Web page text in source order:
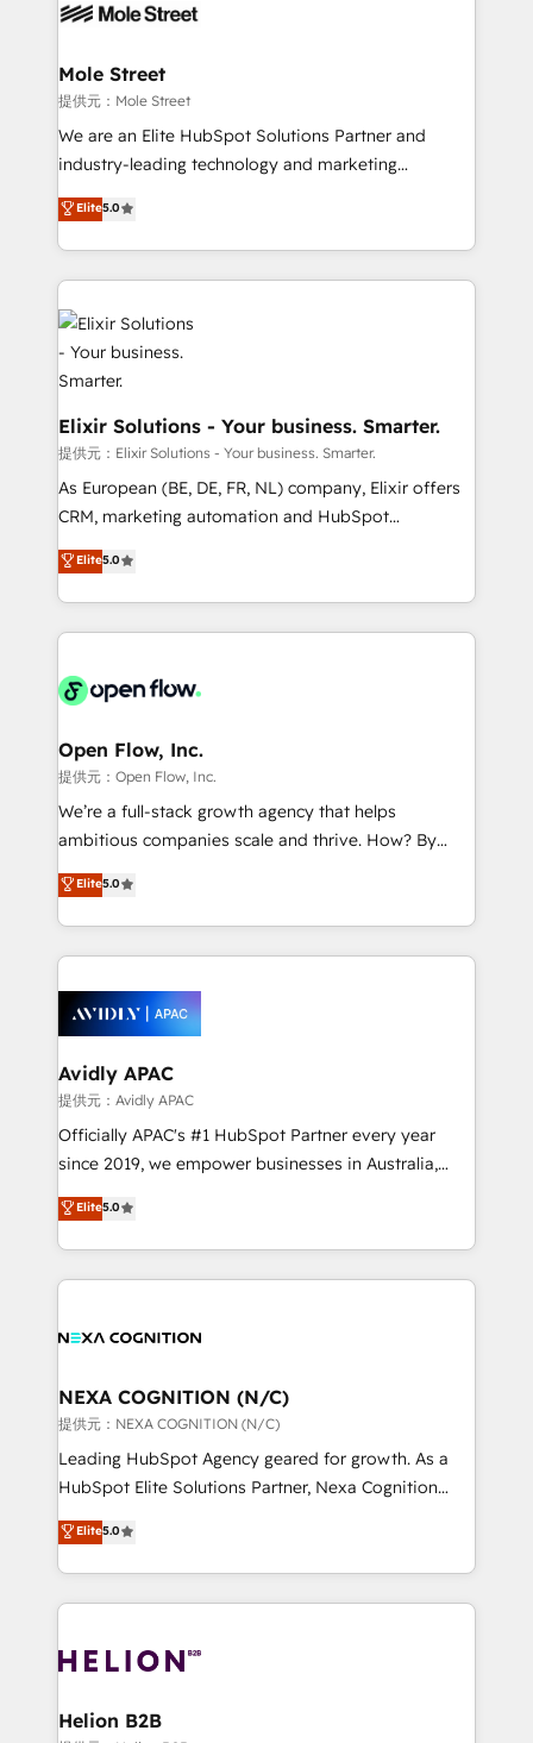
workflows; automation agents; process optimization
Healthcare: HIPAA implementations; secure data
workflows 💼 Financial Services: compliant
workflows; audit-ready reporting ⚖️ Legal: client
intake; pipeline and document workflows 🛒 E-
revenue automation 🏢 Real Estate: deal pipelines;
portfolio and lifecycle management 🏭
HIPAA-aware; CASL-compliant; GDPR-ready
implementations where required 💡 Why 500+
Clients Choose Us: Elite Partner; technical, fast, and
Mole Street
提供元：Mole Street
We are an Elite HubSpot Solutions Partner and
industry-leading technology and marketing
consultancy. Our focus is on enterprise and mid-
market B2B companies globally that want a strategic
approach to execute their goals through creative
applications of our solutions; Technical HubSpot
Consulting, Content Marketing, Growth-Driven
Design, Migrations + Integrations. Mole Street’s
mission is empowering others to realize their
greatness, which is achieved through creating
absolute clarity, derived from a well-defined
strategy, executed well, and reported on with clear
results. The culture is driven by core values; Joy, Grit,
Accountability, Curiosity, Authenticity, Growth
collective good of the company and its clientele, and
dedicated to breaking the mold from the agency of
Elite5.0
Elixir Solutions - Your business. Smarter.
提供元：Elixir Solutions - Your business. Smarter.
As European (BE, DE, FR, NL) company, Elixir offers
CRM, marketing automation and HubSpot
integration products and services to mid-market
and enterprise customers. We ensure that your sales,
service and marketing department operates in the
most effective way, while at the same time
integrated buyers journey. Elixir is located in
and Amsterdam. Elixir is a first mover and leader
when it comes to HubSpot sales and service
implementations, highly renowned for our business
acumen, process (re-)design experience and a
integrate HubSpot with complex solutions like SAP,
MicroSoft, custom solutions,... Our company also has
Retail execution, CPQ, customer portals and
HubSpot CMS developments. And we're champions
Elite5.0
Open Flow, Inc.
提供元：Open Flow, Inc.
We’re a full-stack growth agency that helps
ambitious companies scale and thrive. How? By
upgrading and streamlining every single revenue-
generating aspect of your business. We’re proud
HubSpot Elite Solutions Partners and devout CRM
nerds who can harness HubSpot’s custom digital
experience. Working hand-in-hand with your team,
we’ll assemble a RevOps machine that drives more
traffic, generates better leads and crushes your
revenue goals. We've worked with thousands of
HubSpot customers and we'd love to work with you
too! Clients come to us for: Advanced CRM solutions
HubSpot Data System Migrations between systems
to HubSpot New lead generation strategies Time-
Elite5.0
Avidly APAC
提供元：Avidly APAC
Officially APAC's #1 HubSpot Partner every year
since 2019, we empower businesses in Australia,
New Zealand, and globally to realise their full
potential through enterprise HubSpot CRM
implementation. And we deliver best practice across
the whole HubSpot platform, covering marketing,
all businesses, from start-up to Enterprise, and have
the world. Our human approach to digital
transformation is designed for businesses who want
to grow. And we're passionate about APAC
businesses leading the world in technology, agility
record migrating businesses from CRM & Marketing
Platforms such as Salesforce, Dynamics, Pipedrive,
with attract and retain customers, manage their
business people and processes, and how they
Elite5.0
NEXA COGNITION (N/C)
提供元：NEXA COGNITION (N/C)
Leading HubSpot Agency geared for growth. As a
HubSpot Elite Solutions Partner, Nexa Cognition
ranks in the top 1% of global HubSpot Partners and
has been one of the longest-standing partners since
2012. We empower businesses to harness the full
potential of HubSpot by combining strategic
bespoke HubSpot solutions tailored to drive
Choose Nexa Cognition? 🚀 HubSpot Expertise: Our
Elite5.0
Helion B2B